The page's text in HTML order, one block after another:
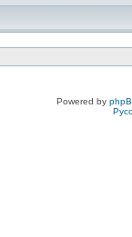
Powered by